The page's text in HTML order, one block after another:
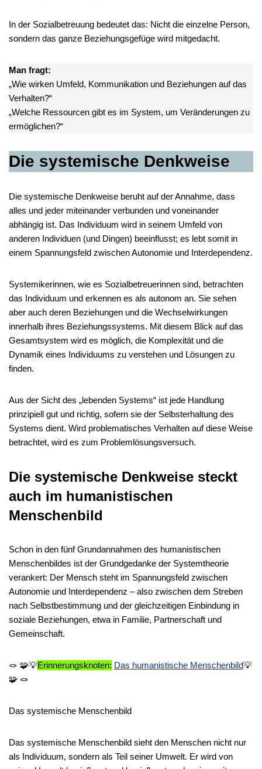
In der Sozialbetreuung bedeutet das: Nicht die einzelne Person,
sondern das ganze Beziehungsgefüge wird mitgedacht.
Man fragt:
„Wie wirken Umfeld, Kommunikation und Beziehungen auf das
Verhalten?“
„Welche Ressourcen gibt es im System, um Veränderungen zu
ermöglichen?“
Die systemische Denkweise
Die systemische Denkweise beruht auf der Annahme, dass
alles und jeder miteinander verbunden und voneinander
abhängig ist. Das Individuum wird in seinem Umfeld von
anderen Individuen (und Dingen) beeinflusst; es lebt somit in
einem Spannungsfeld zwischen Autonomie und Interdependenz.
Systemikerinnen, wie es Sozialbetreuerinnen sind, betrachten
das Individuum und erkennen es als autonom an. Sie sehen
aber auch deren Beziehungen und die Wechselwirkungen
innerhalb ihres Beziehungssystems. Mit diesem Blick auf das
Gesamtsystem wird es möglich, die Komplexität und die
Dynamik eines Individuums zu verstehen und Lösungen zu
finden.
Aus der Sicht des „lebenden Systems“ ist jede Handlung
prinzipiell gut und richtig, sofern sie der Selbsterhaltung des
Systems dient. Wird problematisches Verhalten auf diese Weise
betrachtet, wird es zum Problemlösungsversuch.
Die systemische Denkweise steckt
auch im humanistischen
Menschenbild
Schon in den fünf Grundannahmen des humanistischen
Menschenbildes ist der Grundgedanke der Systemtheorie
verankert: Der Mensch steht im Spannungsfeld zwischen
Autonomie und Interdependenz – also zwischen dem Streben
nach Selbstbestimmung und der gleichzeitigen Einbindung in
soziale Beziehungen, etwa in Familie, Partnerschaft und
Gemeinschaft.
🪢 🧩💡Erinnerungsknoten: Das humanistische Menschenbild💡
🧩 🪢
Das systemische Menschenbild
Das systemische Menschenbild sieht den Menschen nicht nur
als Individuum, sondern als Teil seiner Umwelt. Er wird von